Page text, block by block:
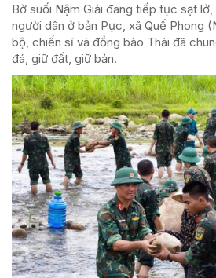
Bờ suối Nậm Giải đang tiếp tục sạt
người dân ở bản Pục, xã Quế Phong
bộ, chiến sĩ và đồng bào Thái đã
đá, giữ đất, giữ bản.